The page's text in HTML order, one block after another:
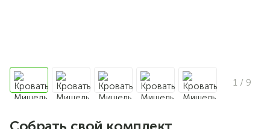
1 / 9